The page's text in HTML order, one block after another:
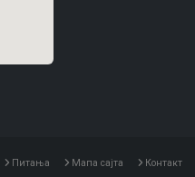
Питања Мапа сајта Контакт